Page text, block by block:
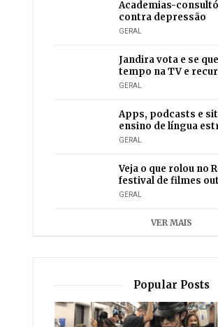
Academias-
contra depressão
GERAL
Jandira vota e se
tempo na TV e
GERAL
Apps, podcasts e
ensino de língua
GERAL
Veja o que rolou no
festival de filmes
GERAL
VER MAIS
Popular Posts